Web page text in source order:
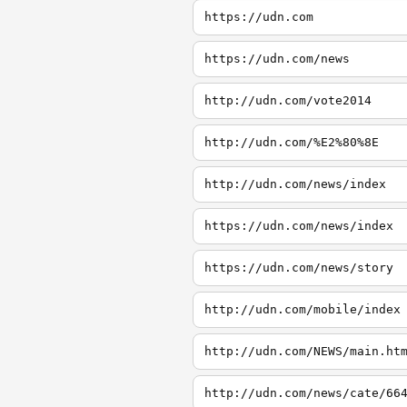
https://udn.com
https://udn.com/news
http://udn.com/vote2014
http://udn.com/%E2%80%8E
http://udn.com/news/index
https://udn.com/news/index
https://udn.com/news/story
http://udn.com/mobile/index
http://udn.com/NEWS/
http://udn.com/news/cate/